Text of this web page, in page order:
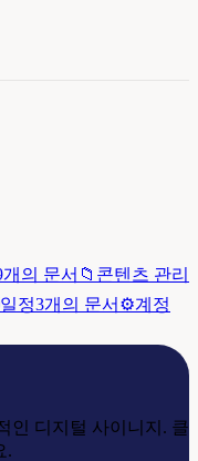
개의 문서 📁 콘텐츠 관리
일정3개의 문서 ⚙️계정
인 디지털 사이니지. 클
.